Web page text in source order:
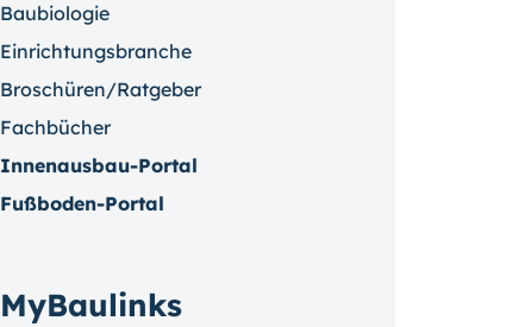
Baubiologie
Einrichtungsbranche
Broschüren/Ratgeber
Fachbücher
Innenausbau-Portal
Fußboden-Portal
MyBaulinks